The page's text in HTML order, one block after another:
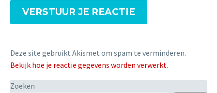
VERSTUUR JE REACTIE
Deze site gebruikt Akismet om spam te verminderen.
Bekijk hoe je reactie gegevens worden verwerkt.
Zoeken